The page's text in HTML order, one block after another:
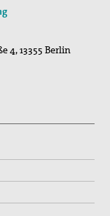
4,13355 Berlin